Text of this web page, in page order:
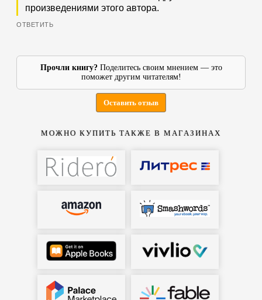
произведениями этого автора.
Прочли книгу?Поделитесь своим мнением — это
поможет другим читателям!
Оставить отзыв
МОЖНО КУПИТЬ ТАКЖЕ В МАГАЗИНАХ